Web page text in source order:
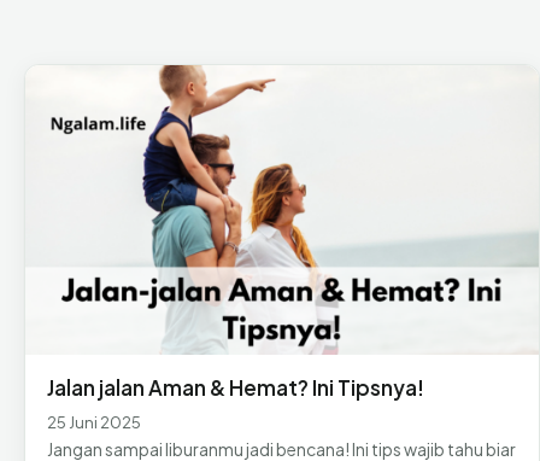
Jalan jalan Aman & Hemat? Ini Tipsnya!
25 Juni 2025
Jangan sampai liburanmu jadi bencana! Ini tips wajib tahu biar